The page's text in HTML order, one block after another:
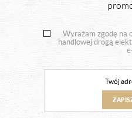
Wyrażam zgodę na
handlowej drogą